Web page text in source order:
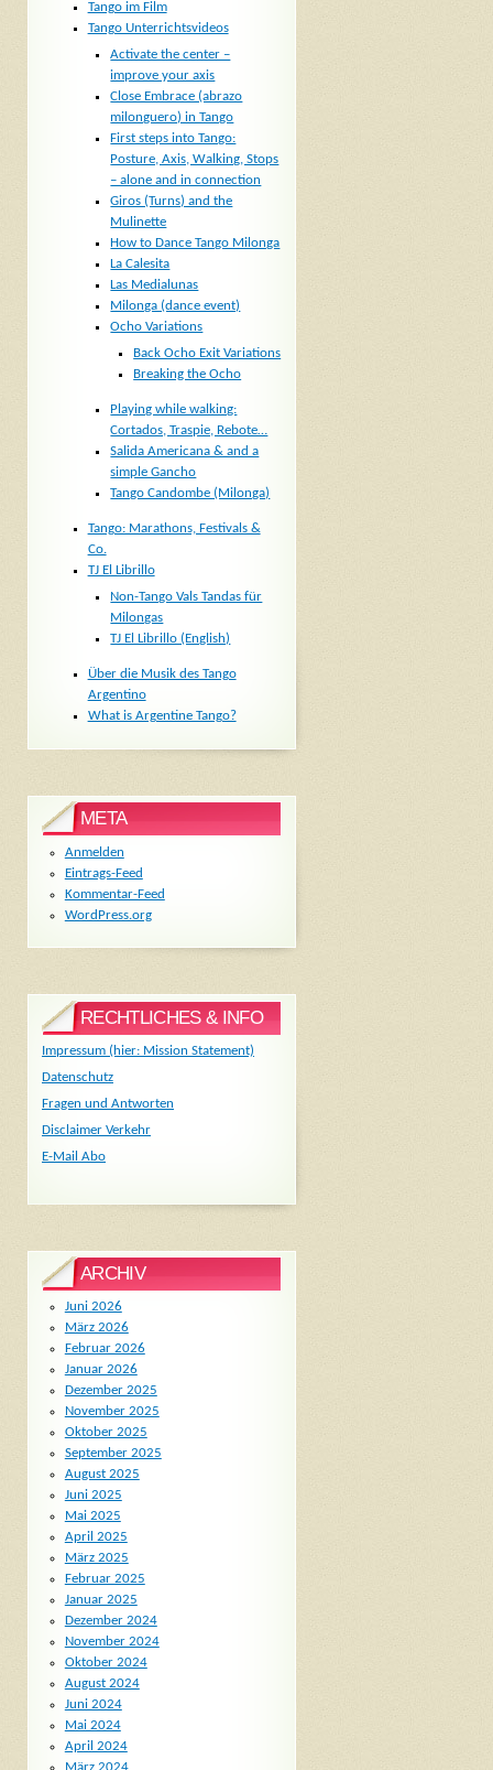
Tango im Film
Tango Unterrichtsvideos
Activate the center –
improve your axis
Close Embrace (abrazo
milonguero) in Tango
First steps into Tango:
Posture, Axis, Walking, Stops
– alone and in connection
Giros (Turns) and the
Mulinette
How to Dance Tango Milonga
La Calesita
Las Medialunas
Milonga (dance event)
Ocho Variations
Back Ocho Exit Variations
Breaking the Ocho
Playing while walking:
Cortados, Traspie, Rebote…
Salida Americana & and a
simple Gancho
Tango Candombe (Milonga)
Tango: Marathons, Festivals &
Co.
TJ El Librillo
Non-Tango Vals Tandas für
Milongas
TJ El Librillo (English)
Über die Musik des Tango
Argentino
What is Argentine Tango?
META
Anmelden
Eintrags-Feed
Kommentar-Feed
WordPress.org
RECHTLICHES & INFO
Impressum (hier: Mission Statement)
Datenschutz
Fragen und Antworten
Disclaimer Verkehr
E-Mail Abo
ARCHIV
Juni 2026
März 2026
Februar 2026
Januar 2026
Dezember 2025
November 2025
Oktober 2025
September 2025
August 2025
Juni 2025
Mai 2025
April 2025
März 2025
Februar 2025
Januar 2025
Dezember 2024
November 2024
Oktober 2024
August 2024
Juni 2024
Mai 2024
April 2024